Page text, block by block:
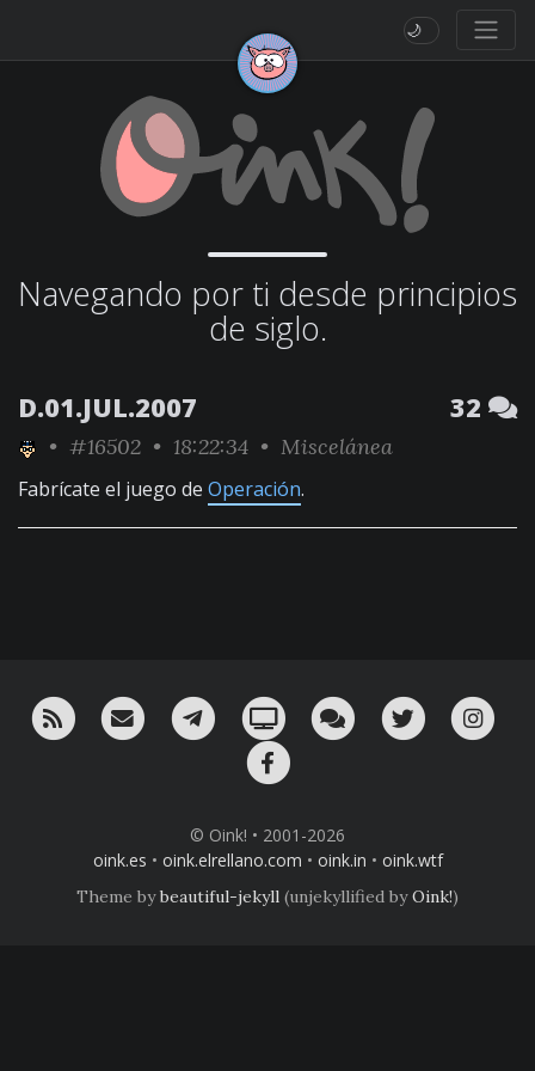
🌙
Navegando por ti desde principios
de siglo.
D.01.JUL.2007 32
• #16502 • 18:22:34 • Miscelánea
Fabrícate el juego de Operación.
RSS ¡Mándame un email!¡Nuestro canal en Telegram!
Oink! TV Charla con nosotros
Twitter
© Oink! • 2001-2026
oink.es • oink.elrellano.com • oink.in • oink.wtf
Theme bybeautiful-jekyll (unjekyllified byOink!)